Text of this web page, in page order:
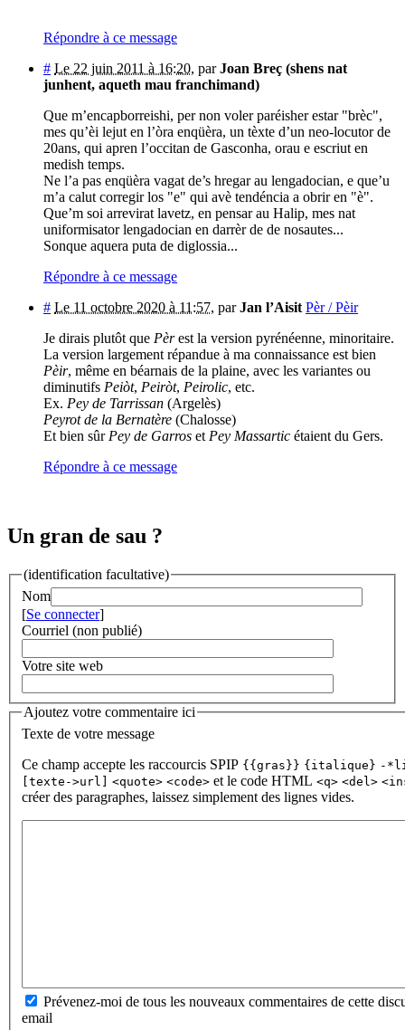
Répondre à ce message
# Le 22 juin 2011 à 16:20, parJoan Breç (shens nat
junhent, aqueth mau franchimand)
Que m’encapborreishi, per non voler paréisher estar "brèc",
mes qu’èi lejut en l’òra enqüèra, un tèxte d’un neo-locutor de
20ans, qui apren l’occitan de Gasconha, orau e escriut en
medish temps.
Ne l’a pas enqüèra vagat de’s hregar au lengadocian, e que’u
m’a calut corregir los "e" qui avè tendéncia a obrir en "è".
Que’m soi arrevirat lavetz, en pensar au Halip, mes nat
uniformisator lengadocian en darrèr de de nosautes...
Sonque aquera puta de diglossia...
Répondre à ce message
# Le 11 octobre 2020 à 11:57, parJan l’Aisit Pèr / Pèir
Je dirais plutôt que Pèrest la version pyrénéenne, minoritaire.
La version largement répandue à ma connaissance est bien
Pèir, même en béarnais de la plaine, avec les variantes ou
diminutifs Peiòt, Peiròt, Peirolic, etc.
Ex. Pey de Tarrissan (Argelès)
Peyrot de la Bernatère (Chalosse)
Et bien sûr Pey de Garros et Pey Massartic étaient du Gers.
Répondre à ce message
Un gran de sau ?
(identification facultative)
Nom
[Se connecter]
Courriel (non publié)
Votre site web
Ajoutez votre commentaire ici
Texte de votre message
Ce champ accepte les raccourcis SPIP {{gras}} {italique} -
[texte->url]
<quote> <code> et le code HTML <q> <del>
créer des paragraphes, laissez simplement des lignes vides.
Prévenez-moi de tous les nouveaux commentaires de cette
email